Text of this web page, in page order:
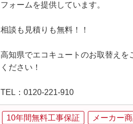
フォームを提供しています。
相談も見積りも無料！！
高知県でエコキュートのお取替え
ください！
TEL：0120-221-910
10年間無料工事保証 メーカー